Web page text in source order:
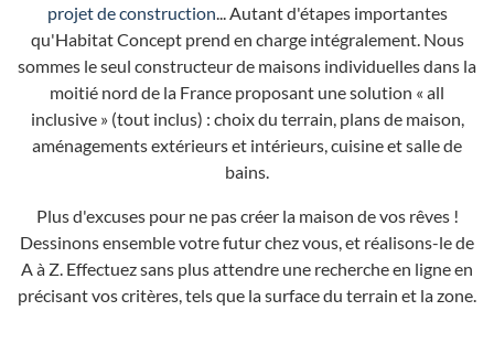
projet de construction... Autant d'étapes importantes
qu'Habitat Concept prend en charge intégralement. Nous
sommes le seul constructeur de maisons individuelles dans la
moitié nord de la France proposant une solution « all
inclusive » (tout inclus) : choix du terrain, plans de maison,
aménagements extérieurs et intérieurs, cuisine et salle de
bains.
Plus d'excuses pour ne pas créer la maison de vos rêves !
Dessinons ensemble votre futur chez vous, et réalisons-le de
A à Z. Effectuez sans plus attendre une recherche en ligne en
précisant vos critères, tels que la surface du terrain et la zone.